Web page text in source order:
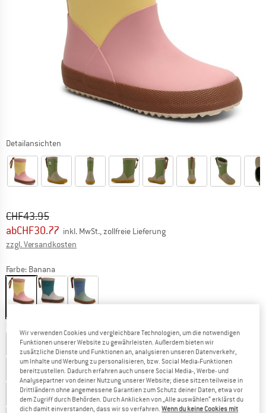
Detailansichten
Ursprünglicher Preis :
CHF43.95
Preis:
abCHF30.77 inkl. MwSt., zollfreie Lieferung
zzgl. Versandkosten
Farbe: Banana
EU22 EU23 EU24 EU25 EU26
EU27 EU28 EU29 EU 30 EU31
EU32 EU33 EU34 EU35 EU36
Wir verwenden Cookies und vergleichbare Technologien, um die notwendigen
Funktionen unserer Website zu gewährleisten. Außerdem bieten wir
zusätzliche Dienste und Funktionen an, analysieren unseren Datenverkehr,
um Inhalte und Werbung zu personalisieren, bzw. Social Media-Funktionen
bereitzustellen. Dadurch erfahren auch unsere Social Media-, Werbe- und
Analysepartner von deiner Nutzung unserer Website; diese sitzen teilweise in
Drittländern ohne angemessene Garantien zum Schutz deiner Daten, etwa vor
dem Zugriff durch Behörden. Durch Anklicken von „Alle auswählen“ erklärst du
dich damit einverstanden, dass wir so verfahren.Wenn du keine Cookies mit